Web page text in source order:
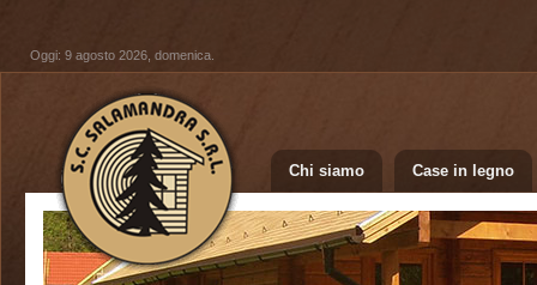
Oggi: 9 agosto 2026, domenica.
Chi siamo Case in legno